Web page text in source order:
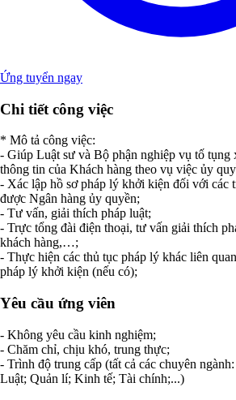
Ứng tuyển ngay
Chi tiết công việc
* Mô tả công việc:
- Giúp Luật sư và Bộ phận nghiệp vụ tố tụng
thông tin của Khách hàng theo vụ việc ủy
- Xác lập hồ sơ pháp lý khởi kiện đối với các
được Ngân hàng ủy quyền;
- Tư vấn, giải thích pháp luật;
- Trực tổng đài điện thoại, tư vấn giải thích
khách hàng,…;
- Thực hiện các thủ tục pháp lý khác liên
pháp lý khởi kiện (nếu có);
Yêu cầu ứng viên
- Không yêu cầu kinh nghiệm;
- Chăm chỉ, chịu khó, trung thực;
- Trình độ trung cấp (tất cả các chuyên
Luật; Quản lí; Kinh tế; Tài chính;...)